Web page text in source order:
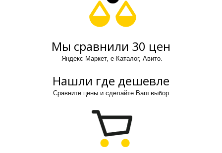
Мы сравнили 30 цен
Яндекс Маркет, е-Каталог, Авито.
Нашли где дешевле
Сравните цены и сделайте Ваш выбор